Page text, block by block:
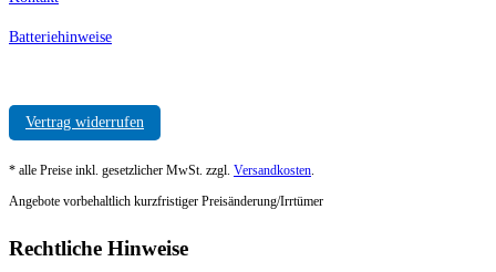
Batteriehinweise
Vertrag widerrufen
* alle Preise inkl. gesetzlicher MwSt. zzgl. Versandkosten.
Angebote vorbehaltlich kurzfristiger Preisänderung/Irrtümer
Rechtliche Hinweise